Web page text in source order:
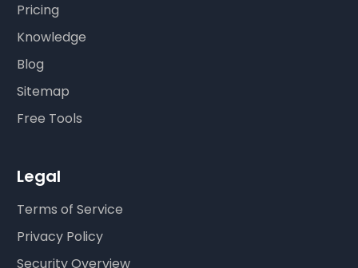
Pricing
Knowledge
Blog
Sitemap
Free Tools
Legal
Terms of Service
Privacy Policy
Security Overview